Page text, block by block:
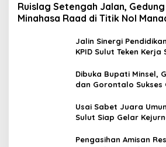
Ruislag Setengah Jalan,
Minahasa Raad di Titik Nol
Jalin Sinergi
KPID Sulut Teken
Penyiaran
Dibuka Bupati Minsel,
dan Gorontalo Sukses
Usai Sabet Juara
Sulut Siap Gelar
Pengasihan Amisan